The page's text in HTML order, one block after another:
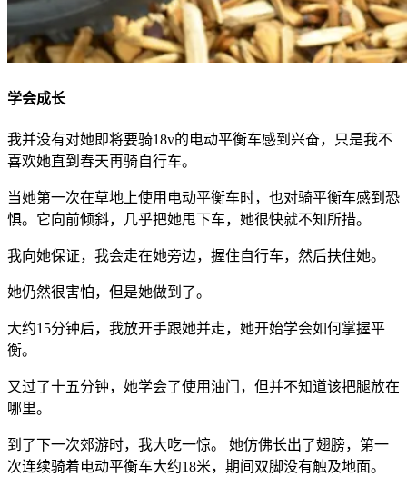
学会成长
我并没有对她即将要骑18v的电动平衡车感到兴奋，只是我不
喜欢她直到春天再骑自行车。
当她第一次在草地上使用电动平衡车时，也对骑平衡车感到恐
惧。它向前倾斜，几乎把她甩下车，她很快就不知所措。
我向她保证，我会走在她旁边，握住自行车，然后扶住她。
她仍然很害怕，但是她做到了。
大约15分钟后，我放开手跟她并走，她开始学会如何掌握平
衡。
又过了十五分钟，她学会了使用油门，但并不知道该把腿放在
哪里。
到了下一次郊游时，我大吃一惊。 她仿佛长出了翅膀，第一
次连续骑着电动平衡车大约18米，期间双脚没有触及地面。